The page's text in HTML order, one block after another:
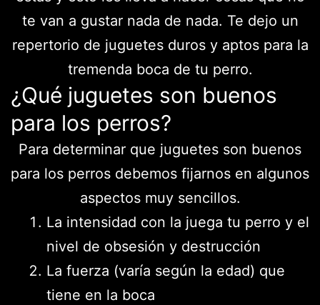
te van a gustar nada de nada. Te dejo un
repertorio de juguetes duros y aptos para la
tremenda boca de tu perro.
¿Qué juguetes son buenos
para los perros?
Para determinar que juguetes son buenos
para los perros debemos fijarnos en algunos
aspectos muy sencillos.
La intensidad con la juega tu perro y el
nivel de obsesión y destrucción
La fuerza (varía según la edad) que
tiene en la boca